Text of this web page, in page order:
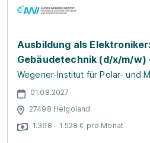
Ausbildung als
Gebäudetechnik (d/x/m/w)
Wegener-Institut für Polar- und
01.08.2027
27498 Helgoland
1.368 - 1.528 € pro Monat